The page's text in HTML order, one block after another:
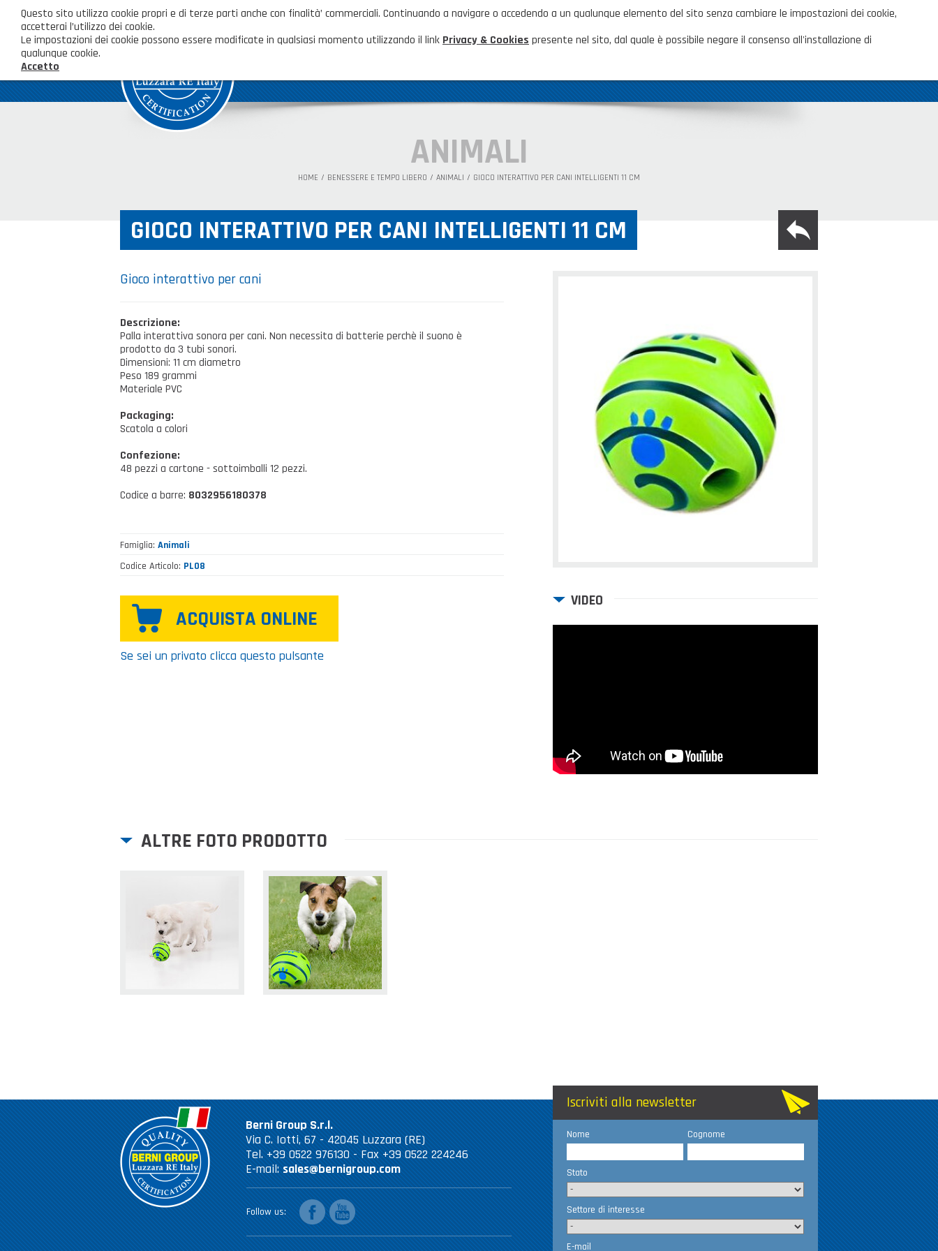
AREA CLIENTI
HOME NOVITÀ ED EVENTI FAQ CATALOGHI
ANIMALI
HOME BENESSERE E TEMPO LIBERO ANIMALI GIOCO INTERATTIVO PER CANI INTELLIGENTI 11 CM
GIOCO INTERATTIVO PER CANI INTELLIGENTI 11 CM
Gioco interattivo per cani
Descrizione:
Palla interattiva sonora per cani. Non necessita di batterie perchè il suono è
prodotto da 3 tubi sonori.
Dimensioni: 11 cm diametro
Peso 189 grammi
Materiale PVC
Packaging:
Scatola a colori
Confezione:
48 pezzi a cartone - sottoimballi 12 pezzi.
Codice a barre: 8032956180378
Famiglia Animali
Codice Articolo PL08
ACQUISTA ONLINE
Se sei un privato clicca questo pulsante
VIDEO
ALTRE FOTO PRODOTTO
Berni Group S.r.l.
Via C. Iotti, 67 - 42045 Luzzara (RE)
Tel. +39 0522 976130 - Fax +39 0522 224246
E-mail: sales@bernigroup.com
Follow us
facebookyoutube
Iscriviti alla newsletter
Nome Cognome
Stato
Settore di interesse
E-mail
Questo sito utilizza cookie propri e di terze parti anche con finalità’ commerciali. Continuando a navigare o accedendo a un qualunque elemento del sito senza cambiare le impostazioni dei cookie,
accetterai l’utilizzo dei cookie.
Le impostazioni dei cookie possono essere modificate in qualsiasi momento utilizzando il link Privacy & Cookies presente nel sito, dal quale è possibile negare il consenso all'installazione di
qualunque cookie.
Accetto